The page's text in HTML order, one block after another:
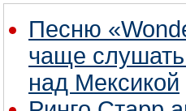
Песню
чаще
над Мексикой